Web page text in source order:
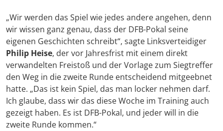
„Wir werden das Spiel wie jedes andere angehen, denn
wir wissen ganz genau, dass der DFB-Pokal seine
eigenen Geschichten schreibt“, sagte Linksverteidiger
Philip Heise, der vor Jahresfrist mit einem direkt
verwandelten Freistoß und der Vorlage zum Siegtreffer
den Weg in die zweite Runde entscheidend mitgeebnet
hatte. „Das ist kein Spiel, das man locker nehmen darf.
Ich glaube, dass wir das diese Woche im Training auch
gezeigt haben. Es ist DFB-Pokal, und jeder will in die
zweite Runde kommen.“